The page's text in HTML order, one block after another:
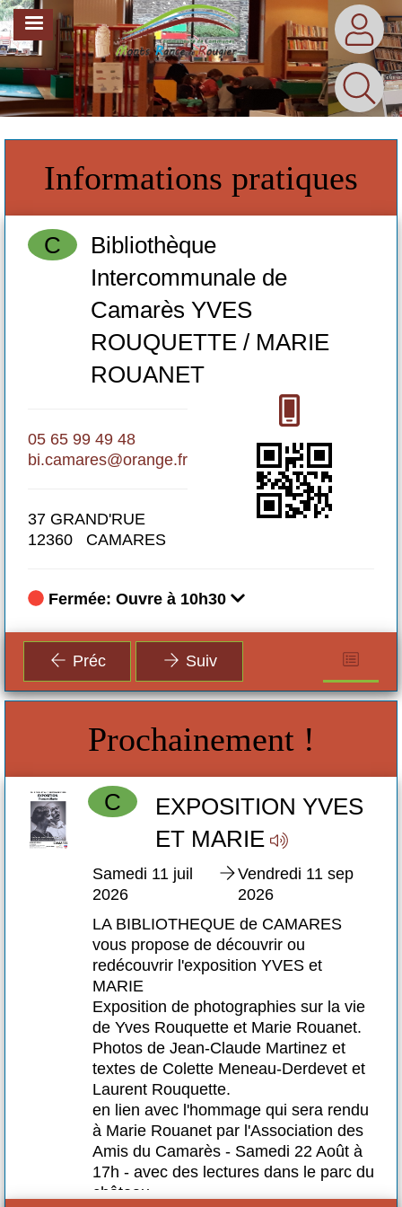
Aller
au
contenu
principal
MENU
Informations pratiques
C
Bibliothèque
Intercommunale de
Camarès YVES
ROUQUETTE / MARIE
ROUANET
05 65 99 49 48
bi.camares@orange.fr
37 GRAND'RUE
12360 CAMARES
Fermée: Ouvre à 10h30
Préc Suiv
Prochainement !
C
EXPOSITION YVES
ET MARIE
Samedi 11 juil
2026
Vendredi 11 sep
2026
LA BIBLIOTHEQUE de CAMARES
vous propose de découvrir ou
redécouvrir l'exposition YVES et
MARIE
Exposition de photographies sur la vie
de Yves Rouquette et Marie Rouanet.
Photos de Jean-Claude Martinez et
textes de Colette Meneau-Derdevet et
Laurent Rouquette.
en lien avec l'hommage qui sera rendu
à Marie Rouanet par l'Association des
Amis du Camarès - Samedi 22 Août à
17h - avec des lectures dans le parc du
château